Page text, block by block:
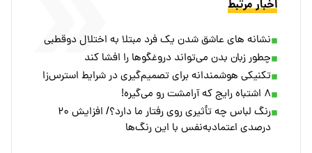
اخبار مرتبط
نشانه های عاشق شدن یک فرد مبتلا به اختلال دوقطبی
چطور زبان بدن می‌تواند دروغگوها را افشا کند
تکنیکی هوشمندانه برای تصمیم‌گیری در شرایط استرس‌زا
۸ اشتباه رایج که آرامشت رو می‌گیره!
رنگ لباس چه تأثیری روی رفتار ما دارد؟/ افزایش ۲۰
درصدی اعتمادبه‌نفس با این رنگ‌ها